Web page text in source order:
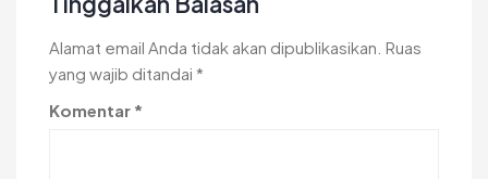
Alamat email Anda tidak akan dipublikasikan. Ruas
yang wajib ditandai *
Komentar *